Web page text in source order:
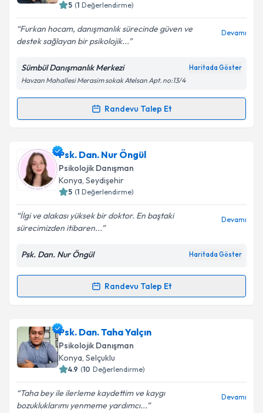
5 (1 Değerlendirme)
Furkan hocam, danışmanlık sürecinde güven ve
destek sağlayan bir psikolojik...
Devamı
Sümbül Danışmanlık Merkezi Haritada Göster
Havzan Mahallesi Merasim sokak Atelsan Apt. no:13/4
Randevu Talep Et
Randevu Takvimi Talebi
Psk. Dan. Furkan Yaylacıkiçin randevu takvimi
talebi oluşturun. Size bu uzmandan randevu almanız
için bir takvim hazırlandığında e-posta ile
bilgilendireceğiz.
E-posta Adresiniz
'ni okudum ve kişisel verilerimin belirtilen
kapsamda işlenmesini kabul ediyorum.
Takvim Talebini Gönder
Psk. Dan. Nur Öngül
Psikolojik Danışman
Konya, Seydişehir
5 (1 Değerlendirme)
İlgi ve alakası yüksek bir doktor. En baştaki
sürecimizden itibaren...
Devamı
Psk. Dan. Nur Öngül Haritada Göster
Randevu Talep Et
Randevu Takvimi Talebi
Psk. Dan. Nur Öngüliçin randevu takvimi talebi
oluşturun. Size bu uzmandan randevu almanız için bir
takvim hazırlandığında e-posta ile bilgilendireceğiz.
Psk. Dan. Taha Yalçın
Psikolojik Danışman
Konya, Selçuklu
4.9 (10 Değerlendirme)
Taha bey ile ilerleme kaydettim ve kaygı
bozukluklarımı yenmeme yardımcı...
Devamı